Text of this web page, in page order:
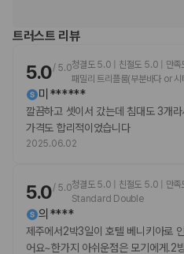
트러스트 리뷰
5.0/ 5.0청결도 5.0 | 친절도 5.0 | 만족
패밀리 트리플룸(부분바다 or 시
미******
깔끔하고 셋이서 갔는데 침대도 3개
가격도 합리적이었습니다
2025.06.02
5.0/ 5.0청결도 5.0 | 친절도 5.0 | 만족
Standard Double
의****
제주에서2박3일이 호텔 베니키아로
어요~한가지 아쉬운점은 모기에게.2